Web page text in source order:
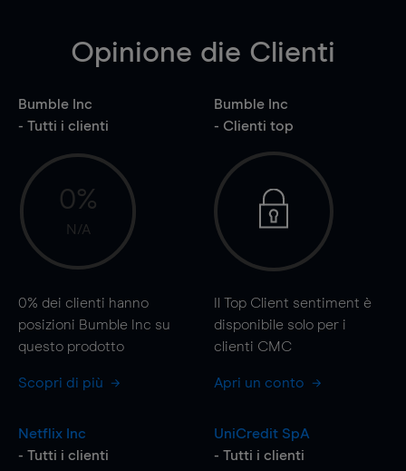
Opinione die Clienti
Bumble Inc
- Tutti i clienti
0%
N/A
0% dei clienti hanno
posizioni Bumble Inc su
questo prodotto
Scopri di più
Bumble Inc
- Clienti top
Il Top Client sentiment è
disponibile solo per i
clienti CMC
Apri un conto
Netflix Inc
- Tutti i clienti
UniCredit SpA
- Tutti i clienti